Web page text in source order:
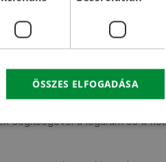
hővisszanyerő rendszerrel
szabályozó rendszerrel
környezeti jellemzők
oszlopos anyagáramlási
segítségével a légáram és a
ÖSSZES ELFOGADÁSA